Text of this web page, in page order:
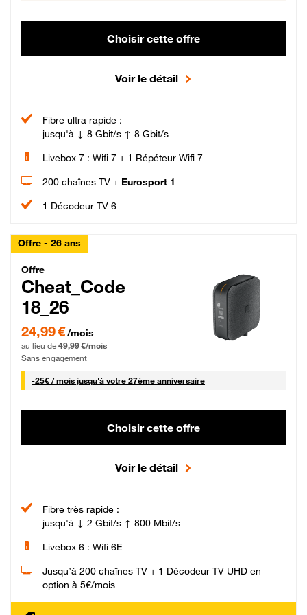
Choisir cette offre
Voir le détail
Fibre ultra rapide :
jusqu'à ↓ 8 Gbit/s ↑ 8 Gbit/s
Livebox 7 : Wifi 7 + 1 Répéteur Wifi 7
200 chaînes TV + Eurosport 1
1 Décodeur TV 6
Offre - 26 ans
Cheat_Code Fibre_18_26
Offre
Cheat_Code
18_26
24,99 € par mois pendant 0 mois puis 49,99 € par mois, Sans engagement
24,99 €/mois
au lieu de 49,99 €/mois
Sans engagement
-25€ / mois25 € par mois
jusqu'à votre 27ème anniversaire
Choisir cette offre
Voir le détail
Fibre très rapide :
jusqu'à ↓ 2 Gbit/s ↑ 800 Mbit/s
Livebox 6 : Wifi 6E
Jusqu’à 200 chaînes TV + 1 Décodeur TV UHD en
option à 5€/mois